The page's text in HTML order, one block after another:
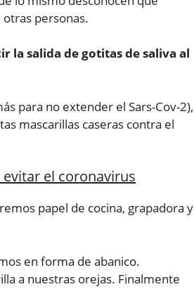
personas.
la salida de gotitas de saliva al
para no extender el Sars-Cov-2),
mascarillas caseras contra el
el coronavirus
papel de cocina, grapadora y
en forma de abanico.
a nuestras orejas. Finalmente